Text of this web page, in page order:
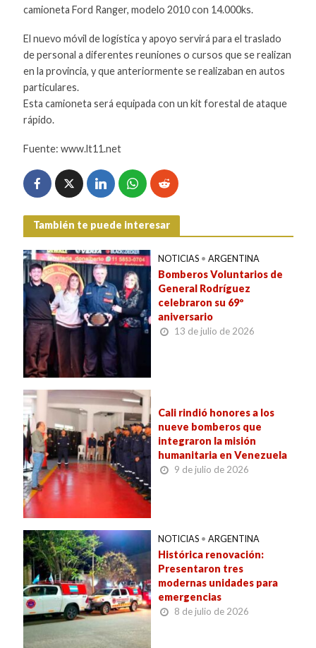
camioneta Ford Ranger, modelo 2010 con 14.000ks.
El nuevo móvil de logística y apoyo servirá para el traslado
de personal a diferentes reuniones o cursos que se realizan
en la provincia, y que anteriormente se realizaban en autos
particulares.
Esta camioneta será equipada con un kit forestal de ataque
rápido.
Fuente: www.lt11.net
También te puede interesar
NOTICIAS • ARGENTINA
Bomberos Voluntarios de
General Rodríguez
celebraron su 69º
aniversario
13 de julio de 2026
Cali rindió honores a los
nueve bomberos que
integraron la misión
humanitaria en Venezuela
9 de julio de 2026
NOTICIAS • ARGENTINA
Histórica renovación:
Presentaron tres
modernas unidades para
emergencias
8 de julio de 2026